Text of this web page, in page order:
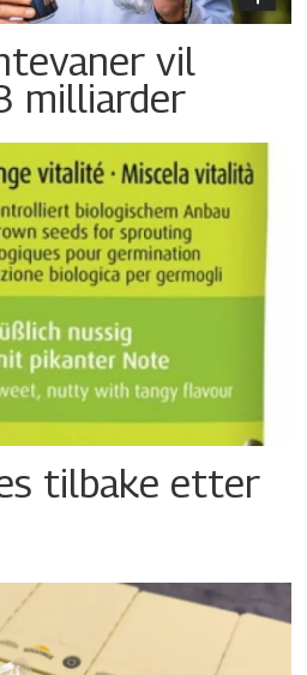
vil
milliarder
tilbake etter